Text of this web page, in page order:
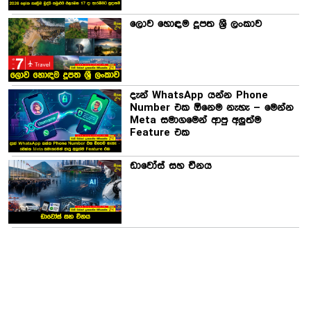
ලොව හොඳම දූපත ශ්‍රී ලංකාව
දැන් WhatsApp යන්න Phone
Number එක ඕනෙම නැහැ – මෙන්න
Meta සමාගමෙන් ආපු අලුත්ම
Feature එක
ඩාවෝස් සහ චීනය